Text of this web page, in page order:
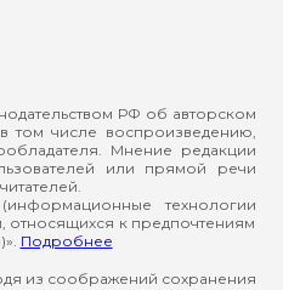
РФ об авторском
числе воспроизведению,
Мнение редакции
или прямой речи
технологии
относящихся к предпочтениям
Подробнее
из соображений сохранения